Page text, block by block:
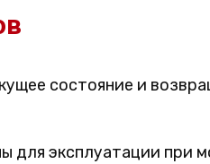
состояние и
для эксплуатации при